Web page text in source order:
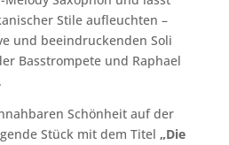
Stile aufleuchten –
und beeindruckenden Soli
Basstrompete und Raphael
Schönheit auf der
Stück mit dem Titel „Die